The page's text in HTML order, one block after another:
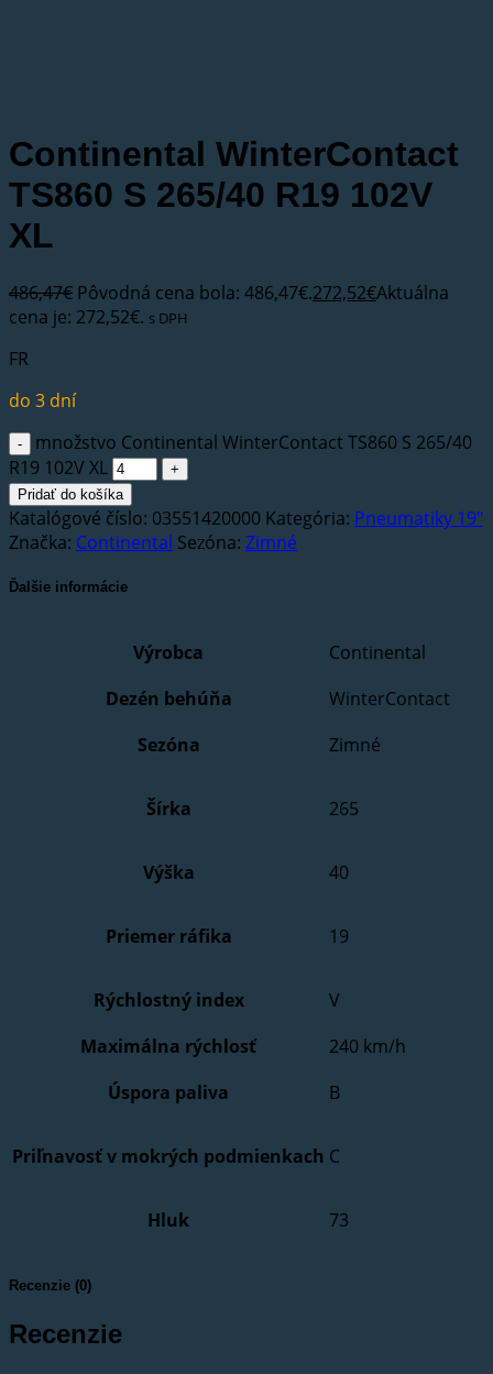
Continental WinterContact
TS860 S 265/40 R19 102V
XL
486,47€ Pôvodná cena bola: 486,47€.272,52€Aktuálna
cena je: 272,52€. s DPH
FR
do 3 dní
množstvo Continental WinterContact TS860 S 265/40
R19 102V XL
Pridať do košíka
Katalógové číslo: 03551420000 Kategória: Pneumatiky 19"
Značka: Continental Sezóna: Zimné
Ďalšie informácie
Výrobca
Continental
Dezén behúňa
WinterContact
Sezóna
Zimné
Šírka 265
Výška 40
Priemer ráfika 19
Rýchlostný index
V
Maximálna rýchlosť
240 km/h
Úspora paliva
B
Priľnavosť v mokrých podmienkach C
Hluk 73
Recenzie (0)
Recenzie